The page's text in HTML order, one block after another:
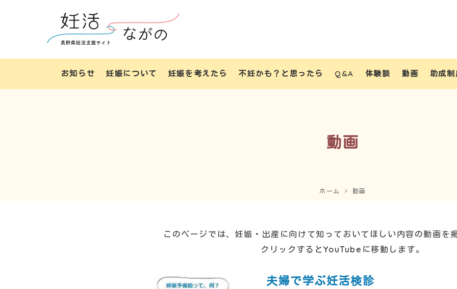
お知らせ 妊娠について 妊娠を考えたら 不妊かも？と思ったら Q&A 体験談 動画 助成
動画
ホーム 動画
このページでは、妊娠・出産に向けて知っておいてほしい内容の動画を
クリックするとYouTubeに移動します。
夫婦で学ぶ妊活検診